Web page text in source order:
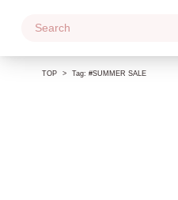
TOP Tag:#SUMMER SALE